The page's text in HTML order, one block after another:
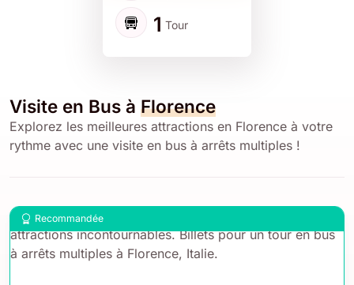
1 Tour
Visite en Bus à Florence
Explorez les meilleures attractions en Florence à votre
rythme avec une visite en bus à arrêts multiples !
Recommandée